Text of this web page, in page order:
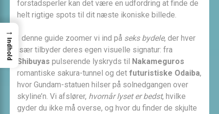
forstadsperler kan det være en udfordring at finde de
helt rigtige spots til dit næste ikoniske billede.
I denne guide zoomer vi ind på seks bydele, der hver
især tilbyder deres egen visuelle signatur: fra
Shibuyas pulserende lyskryds til Nakameguros
romantiske sakura-tunnel og det futuristiske Odaiba,
hvor Gundam-statuen hilser på solnedgangen over
skyline’n. Vi afslører, hvornår lyset er bedst, hvilke
gyder du ikke må overse, og hvor du finder de skjulte
→
Indhold